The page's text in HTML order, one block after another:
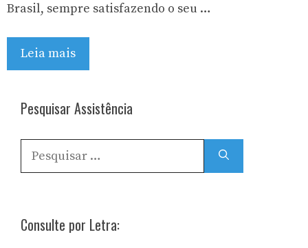
Brasil, sempre satisfazendo o seu …
Leia mais
Pesquisar Assistência
Pesquisar
por:
Consulte por Letra: